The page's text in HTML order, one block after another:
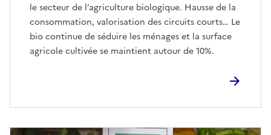
le secteur de l’agriculture biologique. Hausse de la
consommation, valorisation des circuits courts… Le
bio continue de séduire les ménages et la surface
agricole cultivée se maintient autour de 10%.